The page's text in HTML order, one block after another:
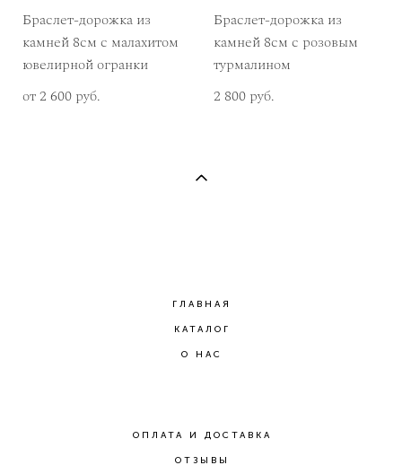
Браслет-дорожка из
камней 8см с малахитом
ювелирной огранки
от 2 600 pуб.
Браслет-дорожка из
камней 8см с розовым
турмалином
2 800 pуб.
ГЛАВНАЯ
КАТАЛОГ
О НАС
ОПЛАТА И ДОСТАВКА
ОТЗЫВЫ